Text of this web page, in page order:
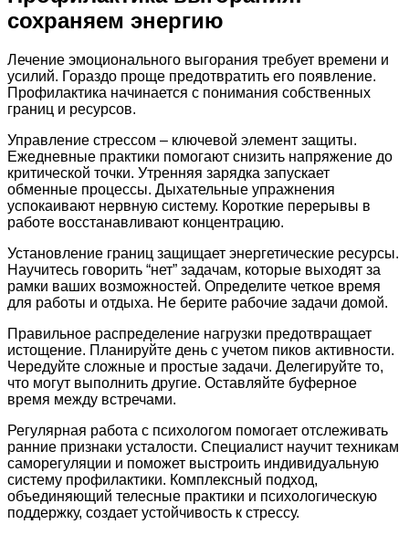
сохраняем энергию
Лечение эмоционального выгорания требует времени и
усилий. Гораздо проще предотвратить его появление.
Профилактика начинается с понимания собственных
границ и ресурсов.
Управление стрессом – ключевой элемент защиты.
Ежедневные практики помогают снизить напряжение до
критической точки. Утренняя зарядка запускает
обменные процессы. Дыхательные упражнения
успокаивают нервную систему. Короткие перерывы в
работе восстанавливают концентрацию.
Установление границ защищает энергетические ресурсы.
Научитесь говорить “нет” задачам, которые выходят за
рамки ваших возможностей. Определите четкое время
для работы и отдыха. Не берите рабочие задачи домой.
Правильное распределение нагрузки предотвращает
истощение. Планируйте день с учетом пиков активности.
Чередуйте сложные и простые задачи. Делегируйте то,
что могут выполнить другие. Оставляйте буферное
время между встречами.
Регулярная работа с психологом помогает отслеживать
ранние признаки усталости. Специалист научит техникам
саморегуляции и поможет выстроить индивидуальную
систему профилактики. Комплексный подход,
объединяющий телесные практики и психологическую
поддержку, создает устойчивость к стрессу.